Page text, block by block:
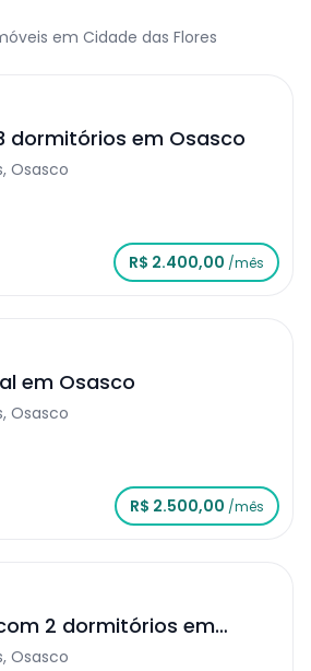
em Cidade das Flores
dormitórios em Osasco
Osasco
R$ 2.400,00 /mês
em Osasco
Osasco
R$ 2.500,00 /mês
2 dormitórios em
Osasco